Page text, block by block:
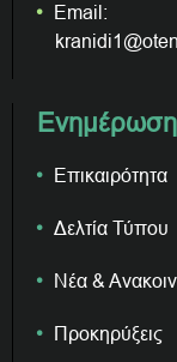
Email:
Επικαιρότητα
Δελτία Τύπου
Νέα &
Προκηρύξεις